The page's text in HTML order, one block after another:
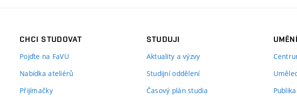
CHCI STUDOVAT
Pojďte na FaVU
Nabídka ateliérů
Přijímačky
STUDUJI
Aktuality a výzvy
Studijní oddělení
Časový plán studia